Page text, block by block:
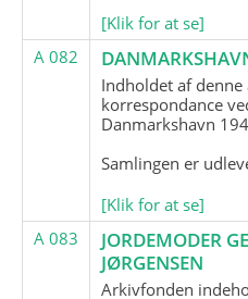
[Klik for at se]
A 082
Indholdet af
korrespondance
Danmarkshavn
Samlingen er
[Klik for at se]
A 083
JORDEMODER
JØRGENSEN
Arkivfonden